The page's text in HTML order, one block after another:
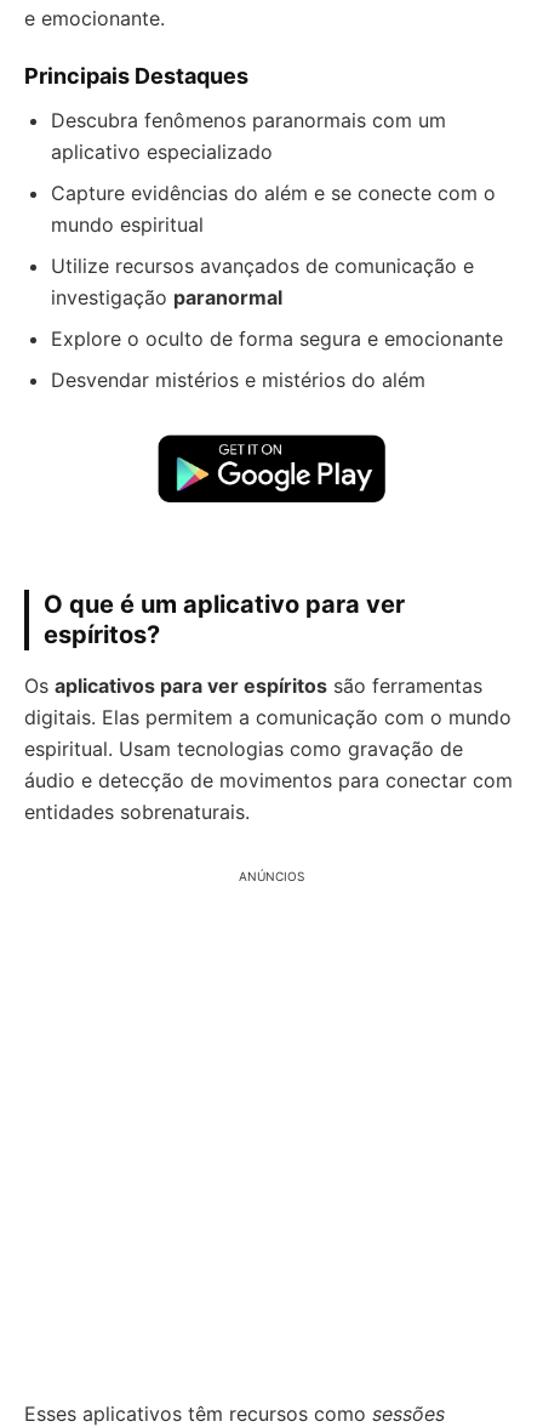
e emocionante.
Principais Destaques
Descubra fenômenos paranormais com um
aplicativo especializado
Capture evidências do além e se conecte com o
mundo espiritual
Utilize recursos avançados de comunicação e
investigação paranormal
Explore o oculto de forma segura e emocionante
Desvendar mistérios e mistérios do além
O que é um aplicativo para ver
espíritos?
Os aplicativos para ver espíritos são ferramentas
digitais. Elas permitem a comunicação com o mundo
espiritual. Usam tecnologias como gravação de
áudio e detecção de movimentos para conectar com
entidades sobrenaturais.
ANÚNCIOS
Esses aplicativos têm recursos como sessões